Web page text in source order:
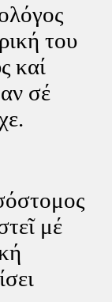
του
καί
σέ
μέ